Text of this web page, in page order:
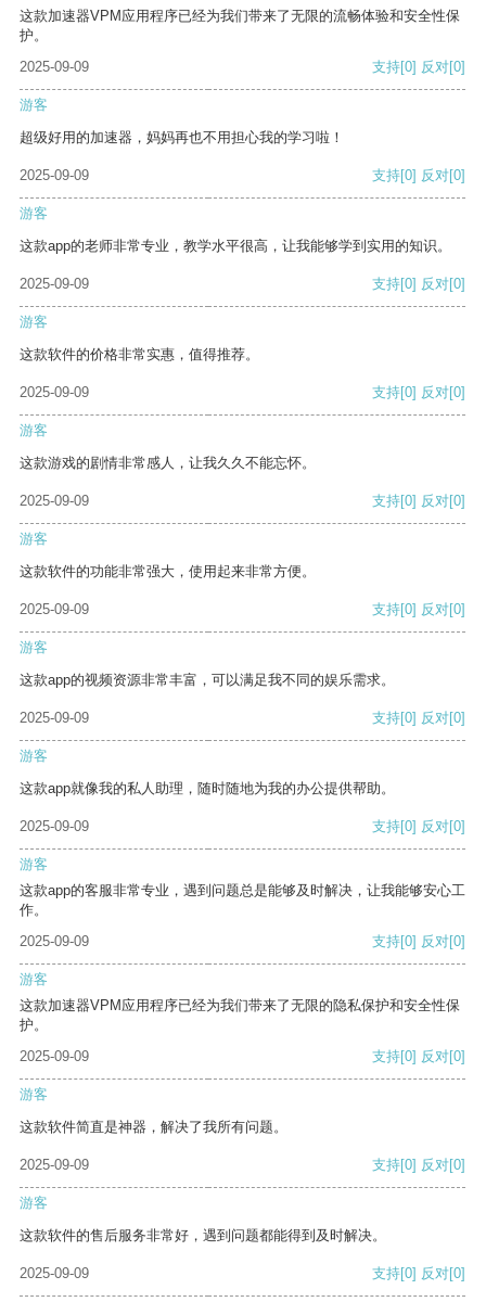
这款加速器VPM应用程序已经为我们带来了无限的流畅体验和安全性保
护。
2025-09-09
支持[0] 反对[0]
游客
超级好用的加速器，妈妈再也不用担心我的学习啦！
2025-09-09 支持[0] 反对[0]
游客
这款app的老师非常专业，教学水平很高，让我能够学到实用的知识。
2025-09-09 支持[0] 反对[0]
游客
这款软件的价格非常实惠，值得推荐。
2025-09-09 支持[0] 反对[0]
游客
这款游戏的剧情非常感人，让我久久不能忘怀。
2025-09-09 支持[0] 反对[0]
游客
这款软件的功能非常强大，使用起来非常方便。
2025-09-09 支持[0] 反对[0]
游客
这款app的视频资源非常丰富，可以满足我不同的娱乐需求。
2025-09-09 支持[0] 反对[0]
游客
这款app就像我的私人助理，随时随地为我的办公提供帮助。
2025-09-09 支持[0] 反对[0]
游客
这款app的客服非常专业，遇到问题总是能够及时解决，让我能够安心工
作。
2025-09-09
支持[0] 反对[0]
游客
这款加速器VPM应用程序已经为我们带来了无限的隐私保护和安全性保
护。
2025-09-09
支持[0] 反对[0]
游客
这款软件简直是神器，解决了我所有问题。
2025-09-09 支持[0] 反对[0]
游客
这款软件的售后服务非常好，遇到问题都能得到及时解决。
2025-09-09 支持[0] 反对[0]